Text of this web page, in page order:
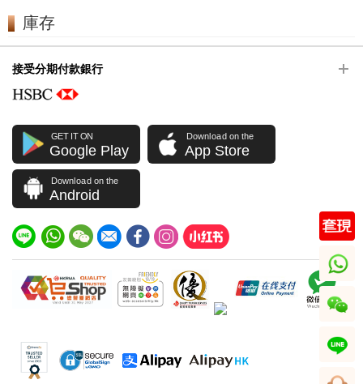
庫存
接受分期付款銀行
GET IT ON
Google Play
Download on the
App Store
Download on the
Android